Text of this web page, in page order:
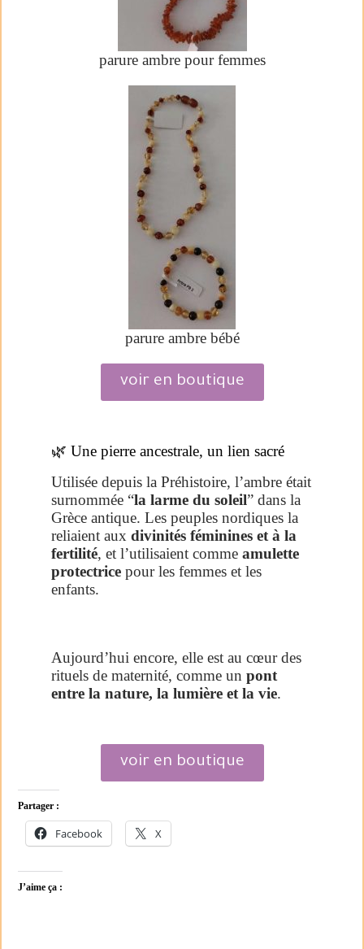
parure ambre pour femmes
parure ambre bébé
voir en boutique
🌿 Une pierre ancestrale, un lien sacré
Utilisée depuis la Préhistoire, l’ambre était
surnommée “la larme du soleil” dans la
Grèce antique. Les peuples nordiques la
reliaient aux divinités féminines et à la
fertilité, et l’utilisaient comme amulette
protectrice pour les femmes et les
enfants.
Aujourd’hui encore, elle est au cœur des
rituels de maternité, comme un pont
entre la nature, la lumière et la vie.
voir en boutique
Partager :
Facebook X
J’aime ça :